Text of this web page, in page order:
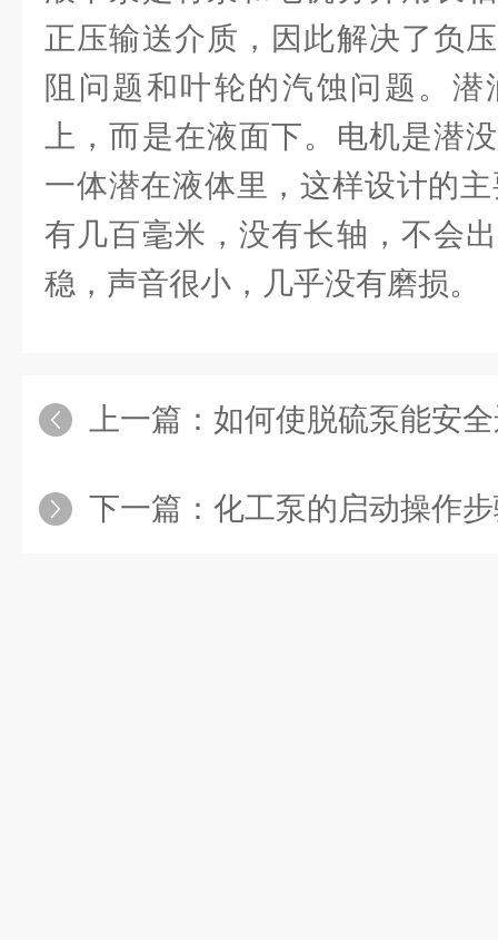
正压输送介质，因此解决了负
阻问题和叶轮的汽蚀问题。
上，而是在液面下。电机是潜
一体潜在液体里，这样设计的
有几百毫米，没有长轴，不会
稳，声音很小，几乎没有磨损。
上一篇： 如何使脱硫泵能安全运行，
下一篇： 化工泵的启动操作